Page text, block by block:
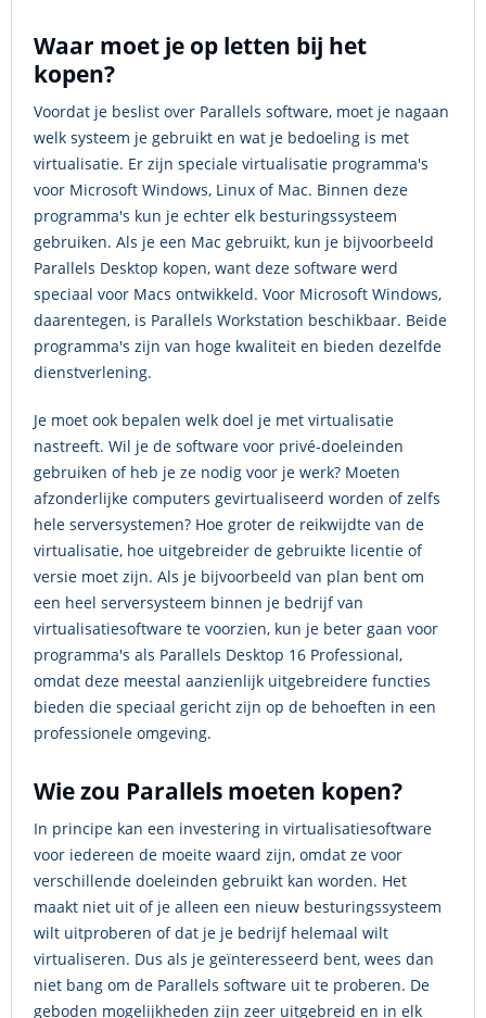
Waar moet je op letten bij het
kopen?
Voordat je beslist over Parallels software, moet je nagaan
welk systeem je gebruikt en wat je bedoeling is met
virtualisatie. Er zijn speciale virtualisatie programma's
voor Microsoft Windows, Linux of Mac. Binnen deze
programma's kun je echter elk besturingssysteem
gebruiken. Als je een Mac gebruikt, kun je bijvoorbeeld
Parallels Desktop kopen, want deze software werd
speciaal voor Macs ontwikkeld. Voor Microsoft Windows,
daarentegen, is Parallels Workstation beschikbaar. Beide
programma's zijn van hoge kwaliteit en bieden dezelfde
dienstverlening.
Je moet ook bepalen welk doel je met virtualisatie
nastreeft. Wil je de software voor privé-doeleinden
gebruiken of heb je ze nodig voor je werk? Moeten
afzonderlijke computers gevirtualiseerd worden of zelfs
hele serversystemen? Hoe groter de reikwijdte van de
virtualisatie, hoe uitgebreider de gebruikte licentie of
versie moet zijn. Als je bijvoorbeeld van plan bent om
een heel serversysteem binnen je bedrijf van
virtualisatiesoftware te voorzien, kun je beter gaan voor
programma's als Parallels Desktop 16 Professional,
omdat deze meestal aanzienlijk uitgebreidere functies
bieden die speciaal gericht zijn op de behoeften in een
professionele omgeving.
Wie zou Parallels moeten kopen?
In principe kan een investering in virtualisatiesoftware
voor iedereen de moeite waard zijn, omdat ze voor
verschillende doeleinden gebruikt kan worden. Het
maakt niet uit of je alleen een nieuw besturingssysteem
wilt uitproberen of dat je je bedrijf helemaal wilt
virtualiseren. Dus als je geïnteresseerd bent, wees dan
niet bang om de Parallels software uit te proberen. De
geboden mogelijkheden zijn zeer uitgebreid en in elk